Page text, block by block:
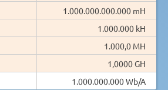
1.000.000.000.000 mH
1.000.000 kH
1.000,0 MH
1,0000 GH
1.000.000.000 Wb/A